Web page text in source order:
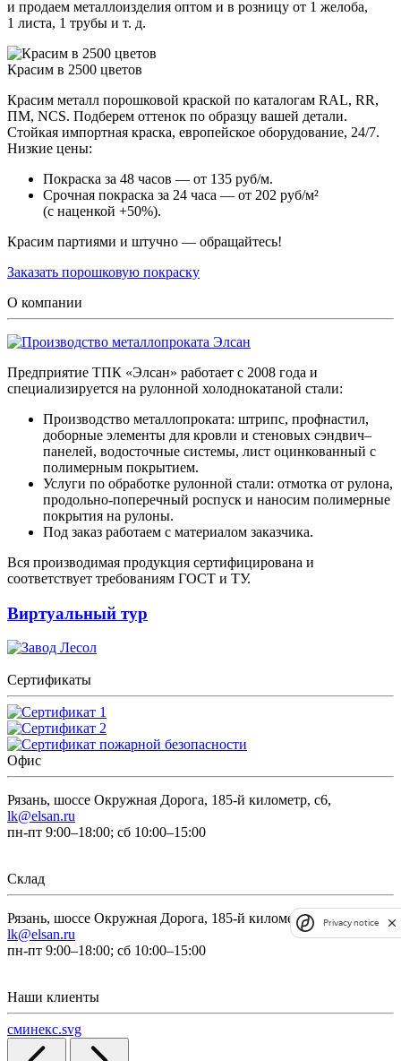
и продаем металлоизделия оптом и в розницу от 1 желоба,
1 листа, 1 трубы и т. д.
Красим в 2500 цветов
Красим металл порошковой краской по каталогам RAL, RR,
ПМ, NCS. Подберем оттенок по образцу вашей детали.
Стойкая импортная краска, европейское оборудование, 24/7.
Низкие цены:
Покраска за 48 часов — от 135 руб/м.
Срочная покраска за 24 часа — от 202 руб/м²
(с наценкой +50%).
Красим партиями и штучно — обращайтесь!
Заказать порошковую покраску
О компании
Предприятие ТПК «Элсан» работает с 2008 года и
специализируется на рулонной холоднокатаной стали:
Производство металлопроката: штрипс, профнастил,
доборные элементы для кровли и стеновых сэндвич–
панелей, водосточные системы, лист оцинкованный с
полимерным покрытием.
Услуги по обработке рулонной стали: отмотка от рулона,
продольно-поперечный роспуск и наносим полимерные
покрытия на рулоны.
Под заказ работаем с материалом заказчика.
Вся производимая продукция сертифицирована и
соответствует требованиям ГОСТ и ТУ.
Виртуальный тур
Сертификаты
Офис
Рязань, шоссе Окружная Дорога, 185-й километр, с6,
lk@elsan.ru
пн-пт 9:00–18:00; сб 10:00–15:00
Склад
Рязань, шоссе Окружная Дорога, 185-й километр, с6,
lk@elsan.ru
пн-пт 9:00–18:00; сб 10:00–15:00
Наши клиенты
сминекс.svg
Privacy notice